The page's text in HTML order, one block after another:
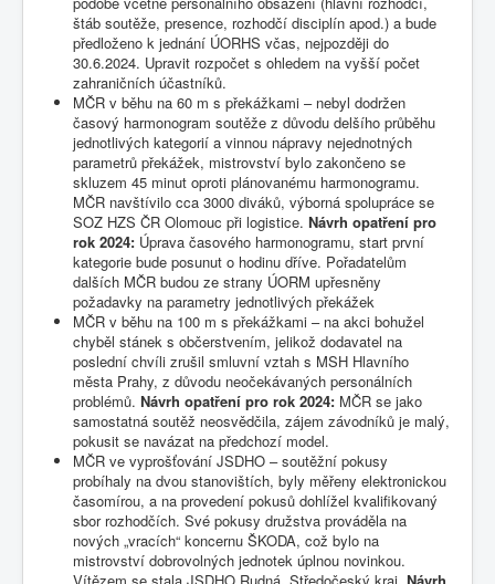
štáb soutěže, presence, rozhodčí disciplín apod.) a bude
předloženo k jednání ÚORHS včas, nejpozději do
30.6.2024. Upravit rozpočet s ohledem na vyšší počet
zahraničních účastníků.
MČR v běhu na 60 m s překážkami – nebyl dodržen
časový harmonogram soutěže z důvodu delšího průběhu
jednotlivých kategorií a vinnou nápravy nejednotných
parametrů překážek, mistrovství bylo zakončeno se
skluzem 45 minut oproti plánovanému harmonogramu.
MČR navštívilo cca 3000 diváků, výborná spolupráce se
SOZ HZS ČR Olomouc při logistice. Návrh opatření pro
rok 2024: Úprava časového harmonogramu, start první
kategorie bude posunut o hodinu dříve. Pořadatelům
dalších MČR budou ze strany ÚORM upřesněny
požadavky na parametry jednotlivých překážek
MČR v běhu na 100 m s překážkami – na akci bohužel
chyběl stánek s občerstvením, jelikož dodavatel na
poslední chvíli zrušil smluvní vztah s MSH Hlavního
města Prahy, z důvodu neočekávaných personálních
problémů. Návrh opatření pro rok 2024: MČR se jako
samostatná soutěž neosvědčila, zájem závodníků je malý,
pokusit se navázat na předchozí model.
MČR ve vyprošťování JSDHO – soutěžní pokusy
probíhaly na dvou stanovištích, byly měřeny elektronickou
časomírou, a na provedení pokusů dohlížel kvalifikovaný
sbor rozhodčích. Své pokusy družstva prováděla na
nových „vracích“ koncernu ŠKODA, což bylo na
mistrovství dobrovolných jednotek úplnou novinkou.